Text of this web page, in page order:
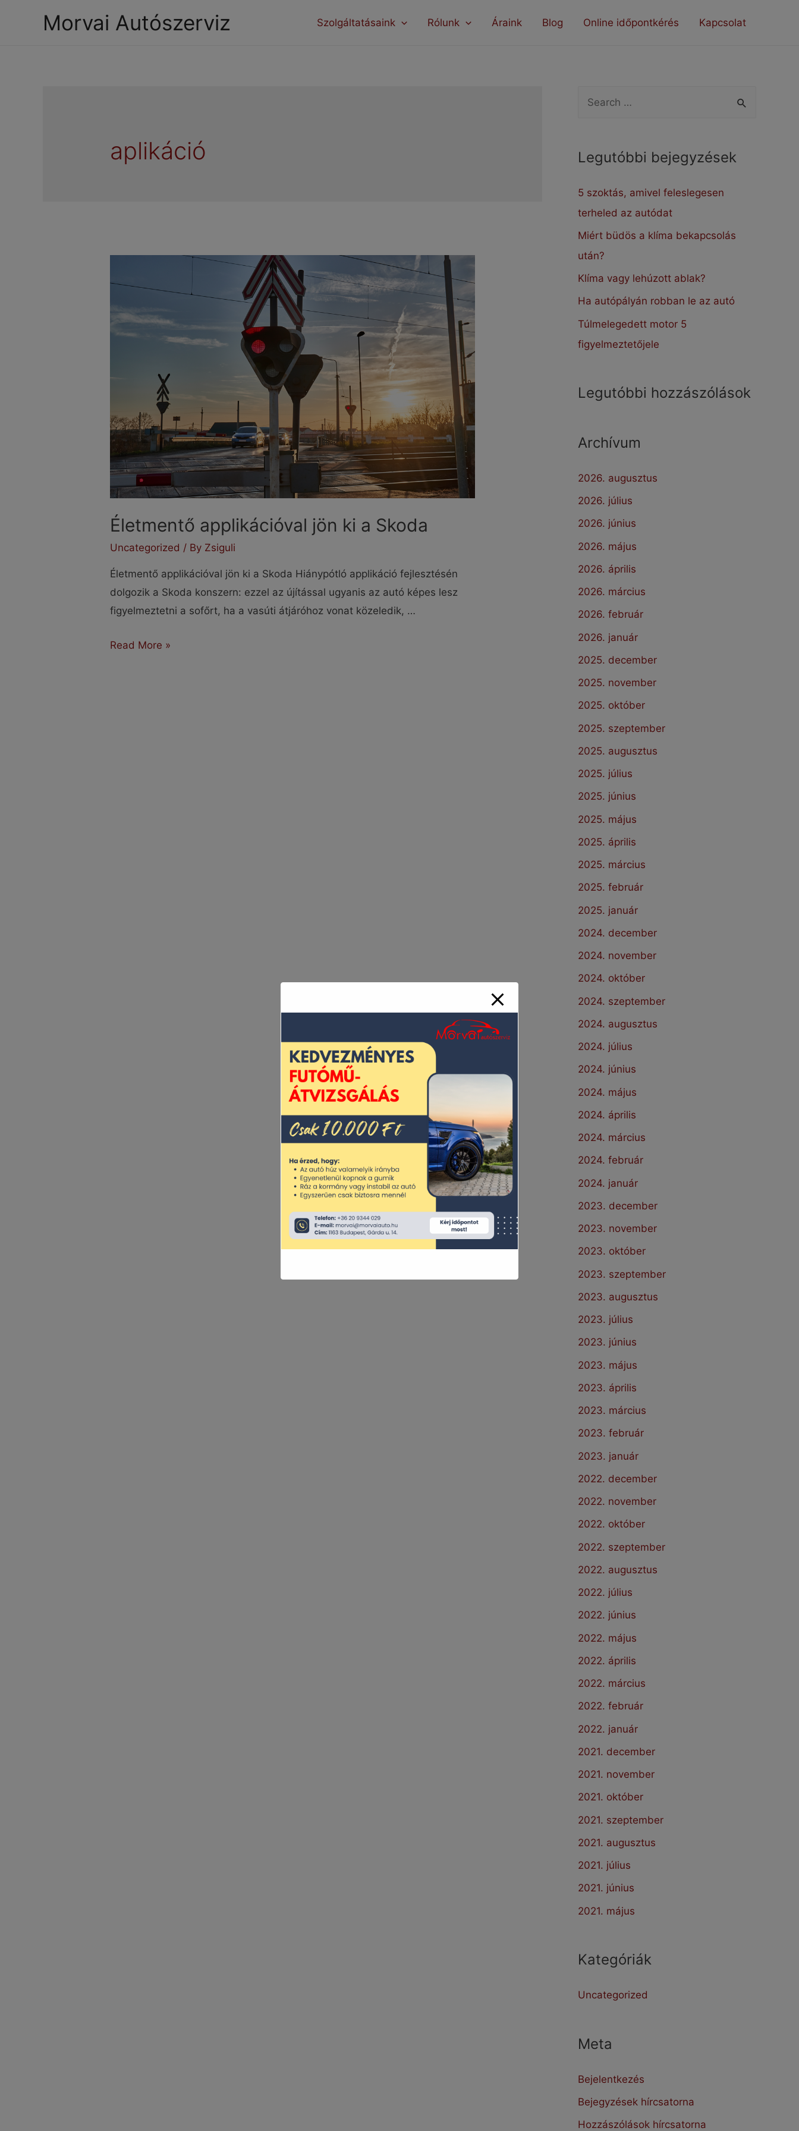
Morvai Autószerviz Szolgáltatásaink Rólunk Áraink Blog Online időpontkérés Kapcsolat
aplikáció
Életmentő applikációval jön ki a Skoda
Uncategorized / By Zsiguli
Életmentő applikációval jön ki a Skoda Hiánypótló applikáció fejlesztésén
dolgozik a Skoda konszern: ezzel az újítással ugyanis az autó képes lesz
figyelmeztetni a sofőrt, ha a vasúti átjáróhoz vonat közeledik, …
Életmentő
Read More »
h
f
o
r
:
Legutóbbi bejegyzések
5 szoktás, amivel feleslegesen
terheled az autódat
Miért büdös a klíma bekapcsolás
után?
Klíma vagy lehúzott ablak?
Ha autópályán robban le az autó
Túlmelegedett motor 5
figyelmeztetőjele
Legutóbbi hozzászólások
Archívum
2026. augusztus
2026. július
2026. június
2026. május
2026. április
2026. március
2026. február
2026. január
2025. december
2025. november
2025. október
2025. szeptember
2025. augusztus
2025. július
2025. június
2025. május
2025. április
2025. március
2025. február
2025. január
2024. december
2024. november
2024. október
2024. szeptember
2024. augusztus
2024. július
2024. június
2024. május
2024. április
2024. március
2024. február
2024. január
2023. december
2023. november
2023. október
2023. szeptember
2023. augusztus
2023. július
2023. június
2023. május
2023. április
2023. március
2023. február
2023. január
2022. december
2022. november
2022. október
2022. szeptember
2022. augusztus
2022. július
2022. június
2022. május
2022. április
2022. március
2022. február
2022. január
2021. december
2021. november
2021. október
2021. szeptember
2021. augusztus
2021. július
2021. június
2021. május
Kategóriák
Uncategorized
Meta
Bejelentkezés
Bejegyzések hírcsatorna
Hozzászólások hírcsatorna